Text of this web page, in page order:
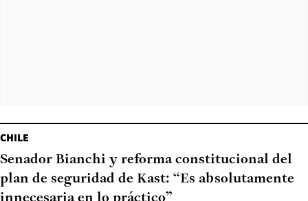
CHILE
Senador Bianchi y reforma constitucional del
plan de seguridad de Kast: “Es absolutamente